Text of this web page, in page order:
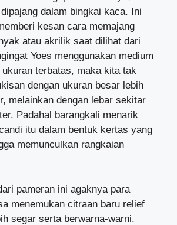
dalam bingkai kaca. Ini
kesan cara memajang
atau akrilik saat dilihat dari
Yoes menggunakan medium
ukuran terbatas, maka kita tak
dengan ukuran besar lebih
melainkan dengan lebar sekitar
Padahal barangkali menarik
itu dalam bentuk kertas yang
memunculkan rangkaian
pameran ini agaknya para
menemukan citraan baru relief
segar serta berwarna-warni.